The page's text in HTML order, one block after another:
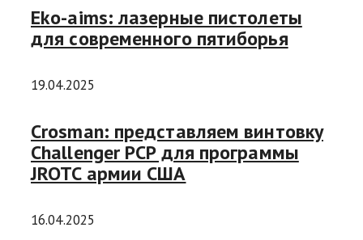
Eko-aims: лазерные пистолеты
для современного пятиборья
19.04.2025
Crosman: представляем винтовку
Challenger PCP для программы
JROTC армии США
16.04.2025